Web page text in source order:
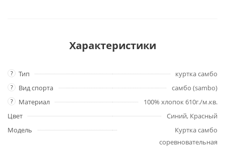
Характеристики
? Тип куртка самбо
? Вид спорта самбо (sambo)
? Материал
100% хлопок 610г./м.кв.
Цвет
Синий, Красный
Модель
Куртка самбо
соревновательная